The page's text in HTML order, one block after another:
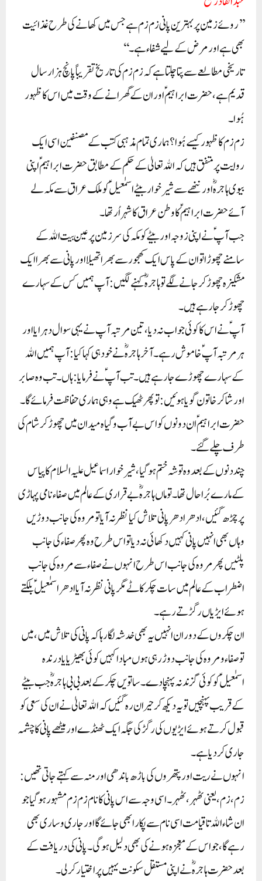
’’روئے زمین پر بہترین پانی زم زم ہے جس میں کھانے کی طرح غذائیت
بھی ہے اور مرض کے لیے شفاء ہے۔‘‘
تاریخی مطالعے سے پتا چلتا ہے کہ زم زم کی تاریخ تقریباً پانچ ہزار سال
قدیم ہے، حضرت ابراہیم ؑ اور ان کے گھرانے کے وقت میں اس کا ظہور
ہُوا۔
زم زم کا ظہور کیسے ہُوا ؟ ہماری تمام مذہبی کتب کے مصنفین اسی ایک
روایت پر متفق ہیں کہ اﷲ تعالیٰ کے حکم کے مطابق حضرت ابراہیم ؑ اپنی
بیوی ہاجرہؓ اور ننھے سے شیر خوار بیٹے اسمٰعیلؑ کو ملک عراق سے مکہ لے
آئے حضرت ابراہیمؑ کا وطن عراق کا شہر اُر تھا۔
جب آپؑ نے اپنی زوجہ اور بیٹے کو مکہ کی سرزمین پر عین بیت اﷲ کے
سامنے چھوڑا تو ان کے پاس ایک کھجور سے بھرا تھیلا اور پانی سے بھرا ایک
مشکیزہ چھوڑ کر جانے لگے تو ہاجرہؓ کہنے لگیں: آپ ہمیں کس کے سہارے
چھوڑ کر جا رہے ہیں۔
آپؑ نے اس کا کوئی جواب نہ دیا، تین مرتبہ آپ نے یہی سوال دہرایا اور
ہر مرتبہ آپؑ خاموش رہے۔ آخر ہاجرہ ؓ نے خود ہی کہا کیا: آپ ہمیں اﷲ
کے سہارے چھوڑے جارہے ہیں۔ تب آپؑ نے فرمایا: ہاں۔ تب وہ صابر
اور شاکر خاتون گویا ہوئیں: تو پھر ٹھیک ہے وہی ہماری حفاظت فرمائے گا۔
حضرت ابراہیم ؑ ان دونوں کو اس بے آب و گیاہ میدان میں چھوڑ کر شام کی
طرف چلے گئے۔
چند دنوں کے بعد وہ توشہ ختم ہوگیا، شیر خوار اسماعیل علیہ السلام کا پیاس
کے مارے بُرا حال تھا۔ تو ماں ہاجرہؓ بے قراری کے عالم میں صفاء نامی پہاڑی
پر چڑھ گئیں، ادھر ادھر پانی تلاش کیا نظر نہ آیا تو مروہ کی جانب دوڑیں
وہاں بھی انہیں پانی کہیں دکھائی نہ دیا تو اس طرح وہ پھر صفاء کی جانب
پلٹیں پھر مروہ کی جانب اس طرح انہوں نے صفاء سے مروہ کی جانب
اضطراب کے عالم میں سات چکر کاٹے مگر پانی نظر نہ آیا ادھر اسمٰعیلؑ بلکتے
ہوئے ایڑیاں رگڑتے رہے۔
ان چکروں کے دوران انہیں یہ بھی خدشہ لگا رہا کہ پانی کی تلاش میں، میں
تو صفاء و مروہ کی جانب دوڑ رہی ہوں مبادا کہیں کوئی بھیڑیا یا درندہ
اسمٰعیلؑ کو کوئی گزند نہ پہنچا دے۔ ساتویں چکر کے بعد بی بی ہاجرہؓ جب بیٹے
کے قریب پہنچیں تو یہ دیکھ کر حیران رہ گئیں کہ اﷲ تعالیٰ نے ان کی سعی کو
قبول کرتے ہوئے ایڑیوں کی رگڑ کی جگہ ایک ٹھنڈے اور میٹھے پانی کا چشمہ
جاری کردیا ہے۔
انہوں نے ریت اور پتھروں کی باڑھ باندھی اور منہ سے کہتے جاتی تھیں:
زم، زم، یعنی ٹھہر، ٹھہر۔ اسی وجہ سے اس پانی کا نام زم زم مشہور ہوگیا جو
ان شاء اﷲ تا قیامت اسی نام سے پکارا بھی جائے گا اور جاری و ساری بھی
رہے گا، جو اس کے معجزہ ہونے کی بھی دلیل ہوگی۔ پانی کی دریافت کے
بعد حضرت ہاجرہؓ نے اپنی مستقل سکونت یہیں پر اختیار کرلی۔